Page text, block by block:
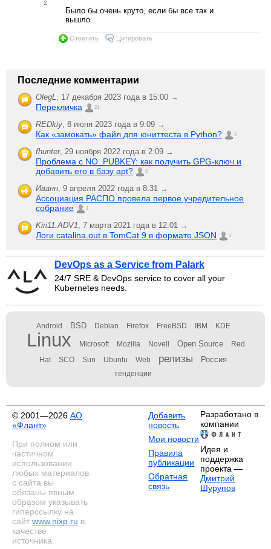
2
Было бы очень круто, если бы все так и
вышло
Ответить Цитировать
Последние комментарии
OlegL 17 декабря 2023 года в 15:00 →
Перекличка 21
REDkiy 8 июня 2023 года в 9:09 →
Как «замокать» файл для юниттеста в Python? 2
fhunter, 29 ноября 2022 года в 2:09 →
Проблема с NO_PUBKEY: как получить GPG-ключ и
добавить его в базу apt?
6
Иванн 9 апреля 2022 года в 8:31 →
Ассоциация РАСПО провела первое учредительное
собрание
1
Kiri11.ADV1 7 марта 2021 года в 12:01 →
Логи catalina.out в TomCat 9 в формате JSON 1
DevOps as a Service from Palark
24/7 SRE & DevOps service to cover all your
Kubernetes needs.
Android BSD Debian Firefox FreeBSD IBM KDE
Linux Microsoft Mozilla Novell Open Source Red
Hat SCO Sun Ubuntu Web релизы Россия
тенденции
© 2001—2026 АО
«Флант»
При полном или
частичном
использовании
любых материалов
с сайта вы
обязаны явным
образом указывать
гиперссылку на
сайт www.nixp.ru в
качестве
источника.
Добавить
новость
Мои новости
Правила
публикации
Обратная
связь
Разработано в
компании
Идея и
поддержка
проекта —
Дмитрий
Шурупов